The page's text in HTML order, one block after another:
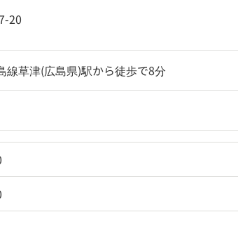
20
線草津(広島県)駅から徒歩で8分